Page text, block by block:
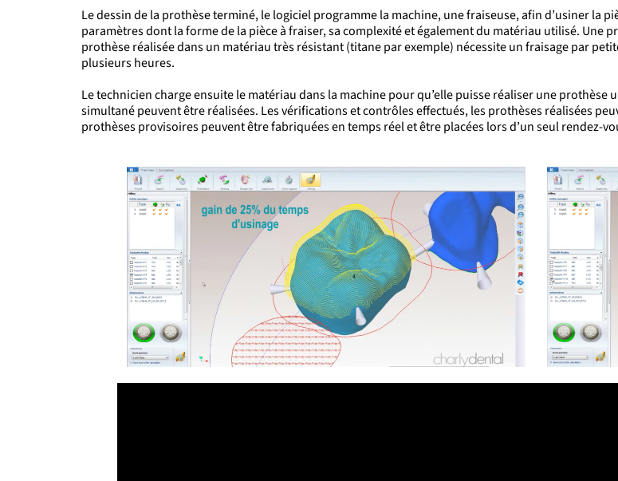
Le dessin de la prothèse terminé, le logiciel programme la machine, une fraiseuse, afin d’usiner la
paramètres dont la forme de la pièce à fraiser, sa complexité et également du matériau utilisé. Une
prothèse réalisée dans un matériau très résistant (titane par exemple) nécessite un fraisage par
plusieurs heures.
Le technicien charge ensuite le matériau dans la machine pour qu’elle puisse réaliser une prothèse
simultanépeuvent être réalisées. Les vérifications et contrôles effectués, les prothèses réalisées
prothèses provisoires peuvent être fabriquées en temps réel et être placées lors d’un seul rendez-